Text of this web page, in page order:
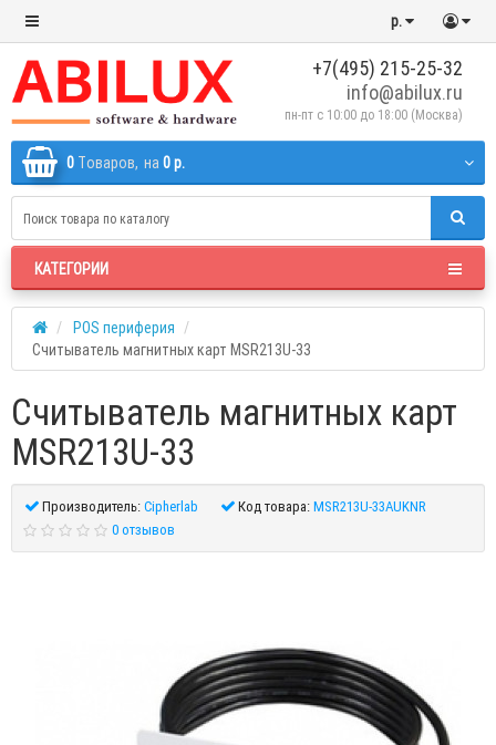
р.
+7(495) 215-25-32
info@abilux.ru
пн-пт с 10:00 до 18:00 (Москва)
0 Tоваров, на 0 р.
КАТЕГОРИИ
POS периферия
Считыватель магнитных карт MSR213U-33
Считыватель магнитных карт
MSR213U-33
Производитель:Cipherlab Код товара:MSR213U-33AUKNR
0 отзывов